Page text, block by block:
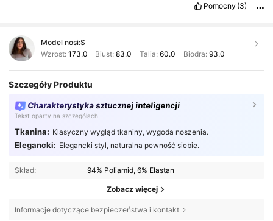
Pomocny (3)
Model nosi:S
Wzrost: 173.0 Biust:83.0 Talia: 60.0 Biodra: 93.0
Szczegóły Produktu
Charakterystyka sztucznej inteligencji
Tekst oparty na szczegółach
Tkanina: Klasyczny wygląd tkaniny, wygoda noszenia.
Elegancki: Elegancki styl, naturalna pewność siebie.
Skład: 94% Poliamid, 6% Elastan
Zobacz więcej
Informacje dotyczące bezpieczeństwa i kontakt